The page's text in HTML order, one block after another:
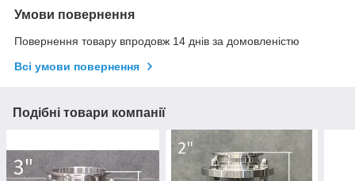
Умови повернення
Повернення товару впродовж 14 днів за домовленістю
Всі умови повернення
Подібні товари компанії